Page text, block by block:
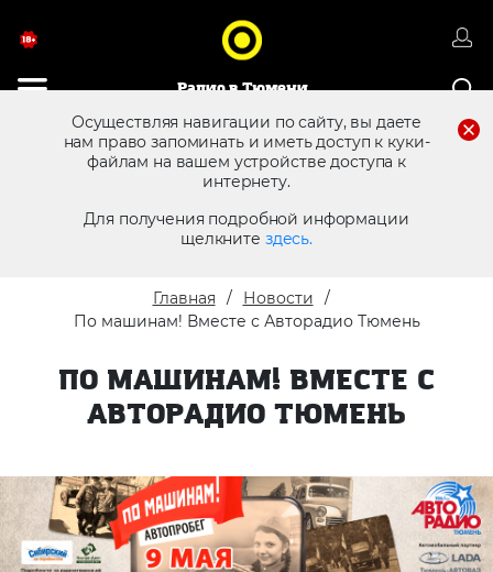
Радио в Тюмени
Осуществляя навигации по сайту, вы даете
нам право запоминать и иметь доступ к куки-
файлам на вашем устройстве доступа к
интернету.
Для получения подробной информации
щелкните здесь.
8 (3452) 68 25 12 Реклама в эфире
Главная
Новости
По машинам! Вместе с Авторадио Тюмень
ПО МАШИНАМ! ВМЕСТЕ С
АВТОРАДИО ТЮМЕНЬ